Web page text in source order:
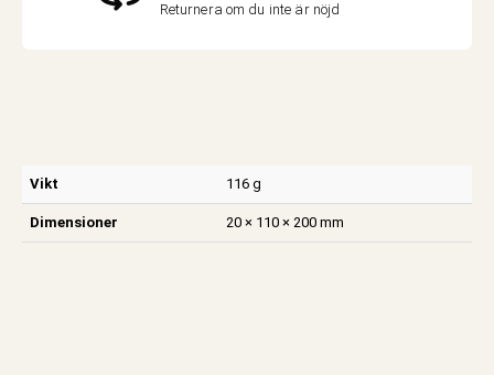
Returnera om du inte är nöjd
Vikt 116 g
Dimensioner 20 × 110 × 200 mm